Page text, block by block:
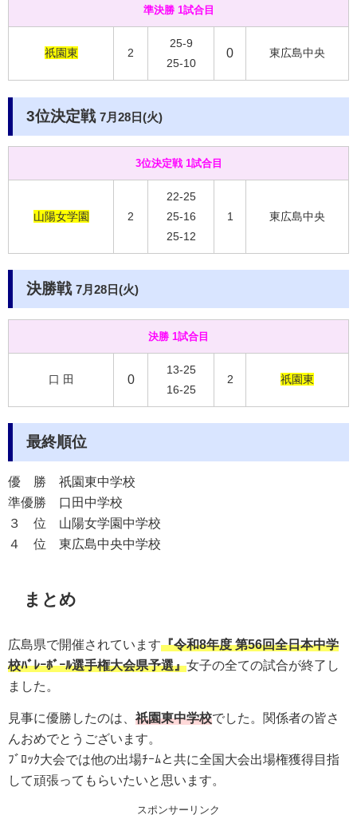
準決勝 1試合目
祇園東 2
25-9
25-10
0 東広島中央
3位決定戦 7月28日(火)
3位決定戦 1試合目
山陽女学園 2
22-25
25-16
25-12
1 東広島中央
決勝戦 7月28日(火)
決勝 1試合目
口 田 0
13-25
16-25
2 祇園東
最終順位
優 勝 祇園東中学校
準優勝 口田中学校
３ 位 山陽女学園中学校
４ 位 東広島中央中学校
まとめ
広島県で開催されています『令和8年度 第56回全日本中学
校ﾊﾞﾚｰﾎﾞｰﾙ選手権大会県予選』女子の全ての試合が終了し
ました。
見事に優勝したのは、 祇園東中学校でした。関係者の皆さ
んおめでとうございます。
ﾌﾞﾛｯｸ大会では他の出場ﾁｰﾑと共に全国大会出場権獲得目指
して頑張ってもらいたいと思います。
スポンサーリンク